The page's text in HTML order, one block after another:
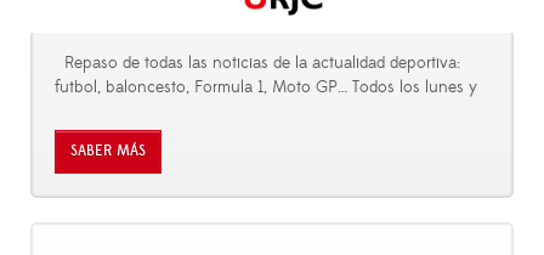
Repaso de todas las noticias de la actualidad deportiva:
futbol, baloncesto, Formula 1, Moto GP… Todos los lunes y
SABER MÁS